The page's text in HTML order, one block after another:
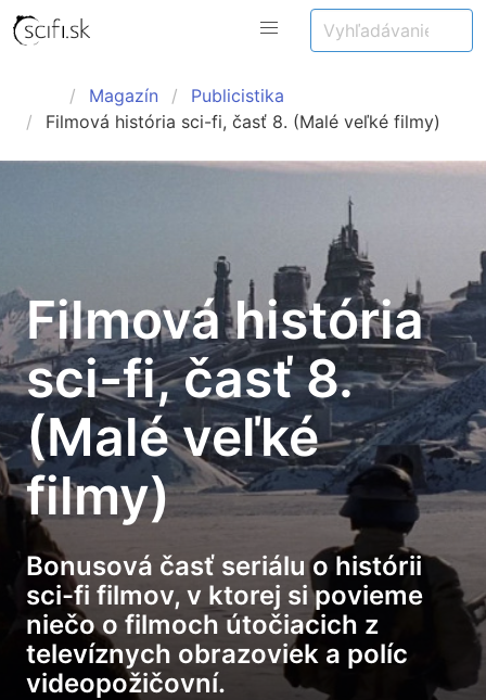
Magazín
Publicistika
Filmová história sci-fi, časť 8. (Malé veľké filmy)
Filmová história
sci-fi, časť 8.
(Malé veľké
filmy)
Bonusová časť seriálu o histórii
sci-fi filmov, v ktorej si povieme
niečo o filmoch útočiacich z
televíznych obrazoviek a políc
videopožičovní.